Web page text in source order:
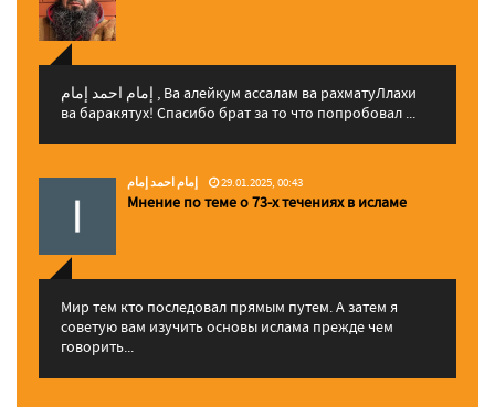
إمام احمد إمام , Ва алейкум ассалам ва рахматуЛлахи
ва баракятух! Спасибо брат за то что попробовал ...
إمام احمد إمام 29.01.2025, 00:43
Мнение по теме о 73-х течениях в исламе
Мир тем кто последовал прямым путем. А затем я
советую вам изучить основы ислама прежде чем
говорить...